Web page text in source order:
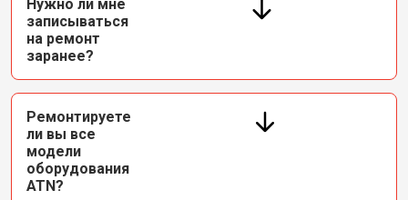
Нужно ли мне
записываться
на ремонт
заранее?
Ремонтируете
ли вы все
модели
оборудования
ATN?